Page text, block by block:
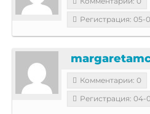
Регистрация: 05-
Комментарии: 0
Регистрация: 04-